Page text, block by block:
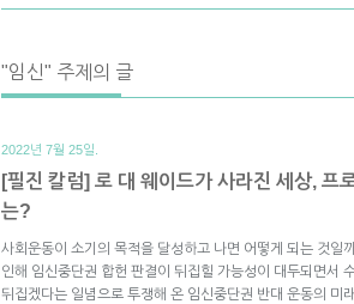
"임신" 주제의 글
2022년 7월 25일.
[필진 칼럼] 로 대 웨이드가 사라진 세상, 프
는?
사회운동이 소기의 목적을 달성하고 나면 어떻게 되는 것일
인해 임신중단권 합헌 판결이 뒤집힐 가능성이 대두되면서
뒤집겠다는 일념으로 투쟁해 온 임신중단권 반대 운동의 미